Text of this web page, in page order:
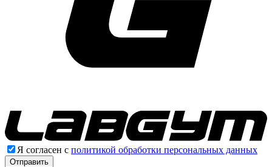
Я согласен с политикой обработки персональных данных
Отправить